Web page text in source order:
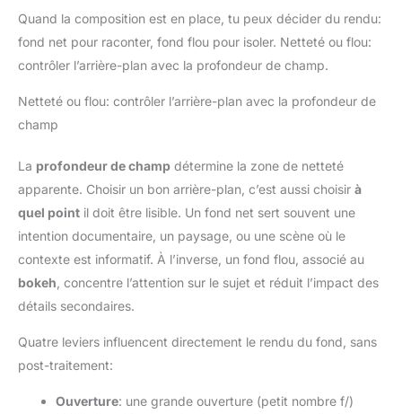
Quand la composition est en place, tu peux décider du rendu:
fond net pour raconter, fond flou pour isoler. Netteté ou flou:
contrôler l’arrière-plan avec la profondeur de champ.
Netteté ou flou: contrôler l’arrière-plan avec la profondeur de
champ
La profondeur de champ détermine la zone de netteté
apparente. Choisir un bon arrière-plan, c’est aussi choisir à
quel point il doit être lisible. Un fond net sert souvent une
intention documentaire, un paysage, ou une scène où le
contexte est informatif. À l’inverse, un fond flou, associé au
bokeh , concentre l’attention sur le sujet et réduit l’impact des
détails secondaires.
Quatre leviers influencent directement le rendu du fond, sans
post-traitement:
Ouverture: une grande ouverture (petit nombre f/)